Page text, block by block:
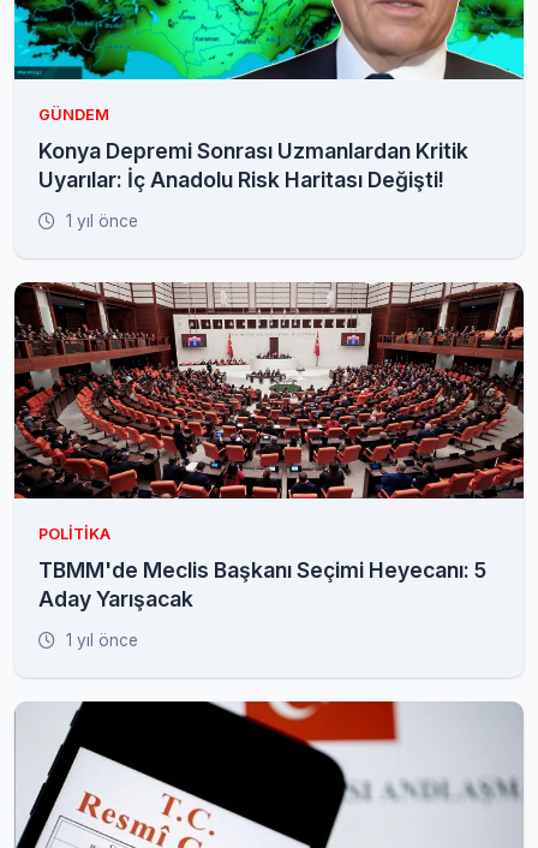
GÜNDEM
Konya Depremi Sonrası Uzmanlardan Kritik
Uyarılar: İç Anadolu Risk Haritası Değişti!
1 yıl önce
POLITIKA
TBMM'de Meclis Başkanı Seçimi Heyecanı: 5
Aday Yarışacak
1 yıl önce